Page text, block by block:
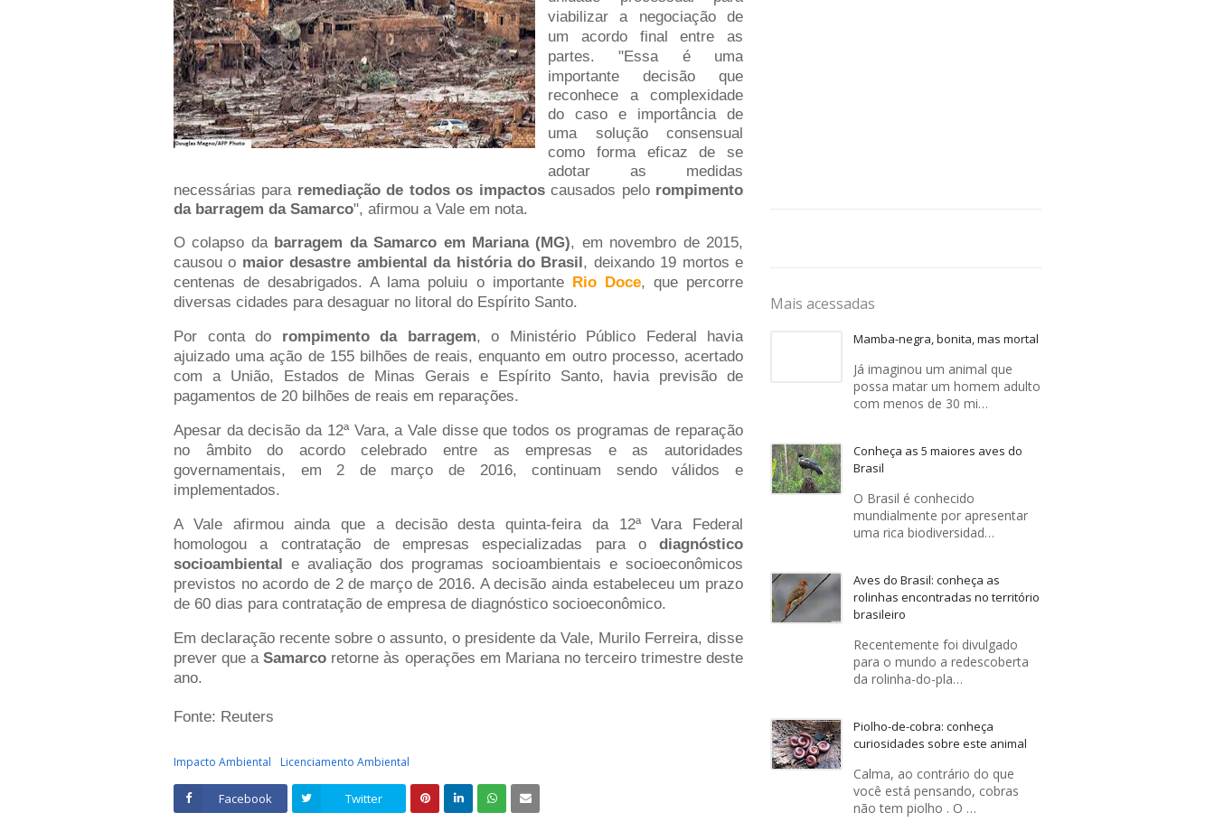
viabilizar a negociação de
um acordo final entre as
partes."Essa é uma
importante decisão que
reconhece a complexidade
do caso e importância de
uma solução consensual
como forma eficaz de se
adotar as medidas
necessárias para remediação de todos os impactoscausados pelo rompimento
da barragem da Samarco", afirmou a Vale em nota.
O colapso da barragem da Samarco em Mariana (MG), em novembro de 2015,
causou o maior desastre ambiental da história do Brasil, deixando 19 mortos e
centenas de desabrigados. A lama poluiu o importante Rio Doce, que percorre
diversas cidades para desaguar no litoral do Espírito Santo.
Por conta do rompimento da barragem, o Ministério Público Federal havia
ajuizado uma ação de 155 bilhões de reais, enquanto em outro processo, acertado
com a União, Estados de Minas Gerais e Espírito Santo, havia previsão de
pagamentos de 20 bilhões de reais em reparações.
Apesar da decisão da 12ª Vara, a Vale disse que todos os programas de reparação
no âmbito do acordo celebrado entre as empresas e as autoridades
governamentais, em 2 de março de 2016, continuam sendo válidos e
implementados.
A Vale afirmou ainda que a decisão desta quinta-feira da 12ª Vara Federal
homologou a contratação de empresas especializadas para o diagnóstico
socioambiental e avaliação dos programas socioambientais e socioeconômicos
previstos no acordo de 2 de março de 2016. A decisão ainda estabeleceu um prazo
de 60 dias para contratação de empresa de diagnóstico socioeconômico.
Em declaração recente sobre o assunto, o presidente da Vale, Murilo Ferreira, disse
prever que aSamarco retorne às operações em Mariana no terceiro trimestre deste
ano.
Fonte: Reuters
Impacto Ambiental Licenciamento Ambiental
Facebook Twitter
Mais acessadas
Mamba-negra, bonita, mas mortal
Já imaginou um animal que
possa matar um homem adulto
com menos de 30 mi…
Conheça as 5 maiores aves do
Brasil
O Brasil é conhecido
mundialmente por apresentar
uma rica biodiversidad…
Aves do Brasil: conheça as
rolinhas encontradas no território
brasileiro
Recentemente foi divulgado
para o mundo a redescoberta
da rolinha-do-pla…
Piolho-de-cobra: conheça
curiosidades sobre este animal
Calma, ao contrário do que
você está pensando, cobras
não tem piolho . O …